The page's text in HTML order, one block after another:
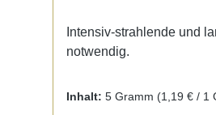
Intensiv-strahlende und
notwendig.
Inhalt: 5 Gramm (1,19 € / 1